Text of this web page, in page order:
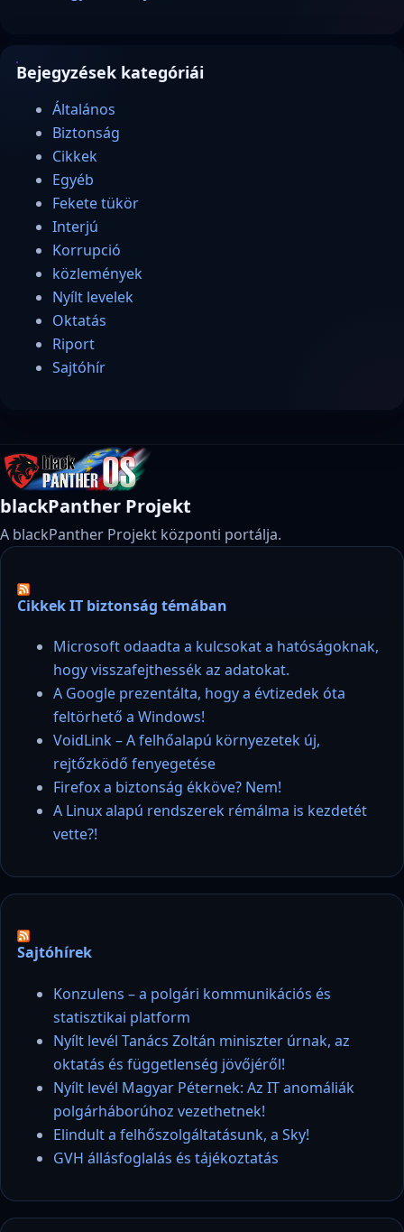
Bejegyzések kategóriái
Általános
Biztonság
Cikkek
Egyéb
Fekete tükör
Interjú
Korrupció
közlemények
Nyílt levelek
Oktatás
Riport
Sajtóhír
blackPanther Projekt
A blackPanther Projekt központi portálja.
Cikkek IT biztonság témában
Microsoft odaadta a kulcsokat a hatóságoknak,
hogy visszafejthessék az adatokat.
A Google prezentálta, hogy a évtizedek óta
feltörhető a Windows!
VoidLink – A felhőalapú környezetek új,
rejtőzködő fenyegetése
Firefox a biztonság ékköve? Nem!
A Linux alapú rendszerek rémálma is kezdetét
vette?!
Sajtóhírek
Konzulens – a polgári kommunikációs és
statisztikai platform
Nyílt levél Tanács Zoltán miniszter úrnak, az
oktatás és függetlenség jövőjéről!
Nyílt levél Magyar Péternek: Az IT anomáliák
polgárháborúhoz vezethetnek!
Elindult a felhőszolgáltatásunk, a Sky!
GVH állásfoglalás és tájékoztatás